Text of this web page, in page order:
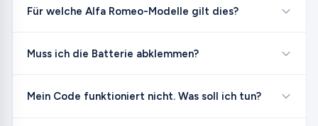
Für welche Alfa Romeo-Modelle gilt dies?
Muss ich die Batterie abklemmen?
Mein Code funktioniert nicht. Was soll ich tun?